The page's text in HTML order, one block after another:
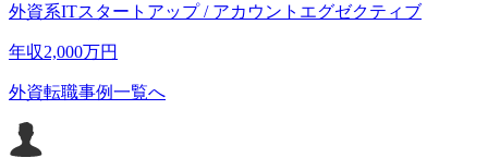
外資系ITスタートアップ / アカウントエグゼクティブ
年収2,000万円
外資転職事例一覧へ